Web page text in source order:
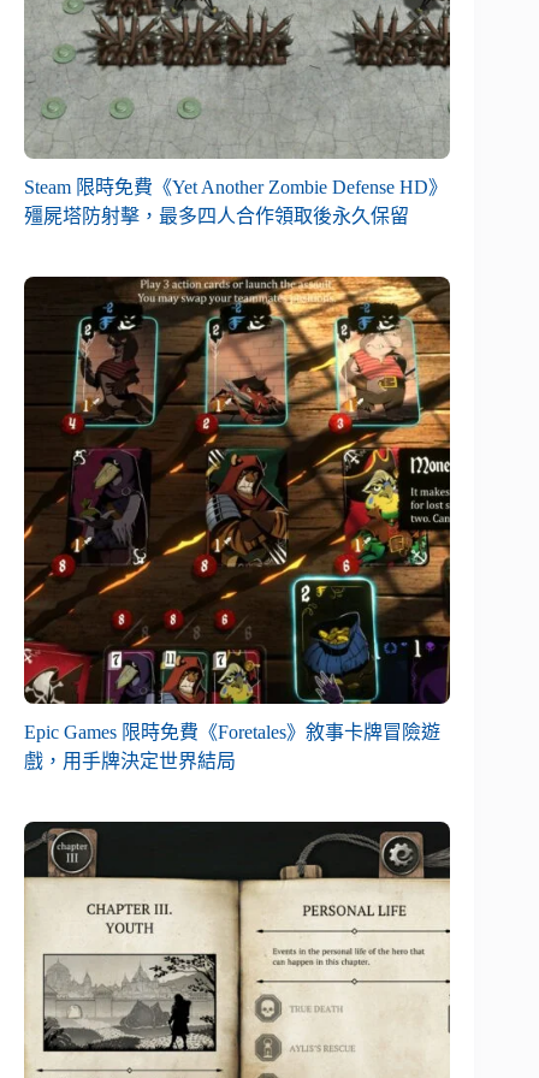
Steam 限時免費《Yet Another Zombie Defense HD》
殭屍塔防射擊，最多四人合作領取後永久保留
Epic Games 限時免費《Foretales》敘事卡牌冒險遊
戲，用手牌決定世界結局